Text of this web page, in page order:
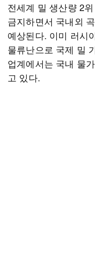
전세계 밀 생산량 2
금지하면서 국내외
예상된다. 이미 러시
물류난으로 국제 밀
업계에서는 국내 물
고 있다.